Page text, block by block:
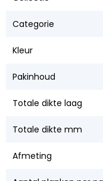
Categorie
Kleur
Pakinhoud
Totale dikte laag
Totale dikte mm
Afmeting